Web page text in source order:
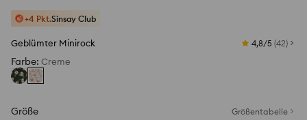
+4 Pkt.Sinsay Club
Geblümter Minirock 4,8/5 (42)
Farbe: Creme
Größe Größentabelle